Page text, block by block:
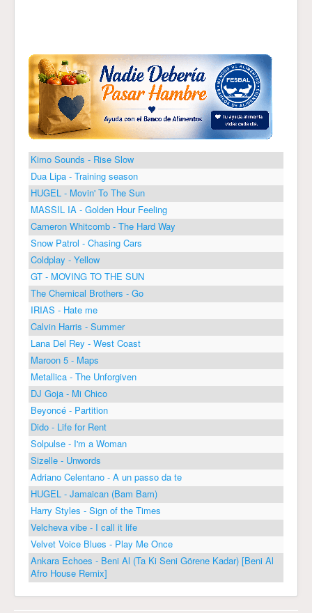
Kimo Sounds - Rise Slow
Dua Lipa - Training season
HUGEL - Movin' To The Sun
MASSIL IA - Golden Hour Feeling
Cameron Whitcomb - The Hard Way
Snow Patrol - Chasing Cars
Coldplay - Yellow
GT - MOVING TO THE SUN
The Chemical Brothers - Go
IRIAS - Hate me
Calvin Harris - Summer
Lana Del Rey - West Coast
Maroon 5 - Maps
Metallica - The Unforgiven
DJ Goja - Mi Chico
Beyoncé - Partition
Dido - Life for Rent
Solpulse - I'm a Woman
Sizelle - Unwords
Adriano Celentano - A un passo da te
HUGEL - Jamaican (Bam Bam)
Harry Styles - Sign of the Times
Velcheva vibe - I call it life
Velvet Voice Blues - Play Me Once
Ankara Echoes - Beni Al (Ta Ki Seni Görene Kadar) [Beni Al
Afro House Remix]